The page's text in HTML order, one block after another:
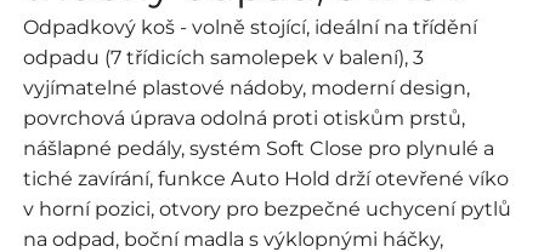
Odpadkový koš - volně stojící, ideální na třídění
odpadu (7 třídicích samolepek v balení), 3
vyjímatelné plastové nádoby, moderní design,
povrchová úprava odolná proti otiskům prstů,
nášlapné pedály, systém Soft Close pro plynulé a
tiché zavírání, funkce Auto Hold drží otevřené víko
v horní pozici, otvory pro bezpečné uchycení pytlů
na odpad, boční madla s výklopnými háčky,